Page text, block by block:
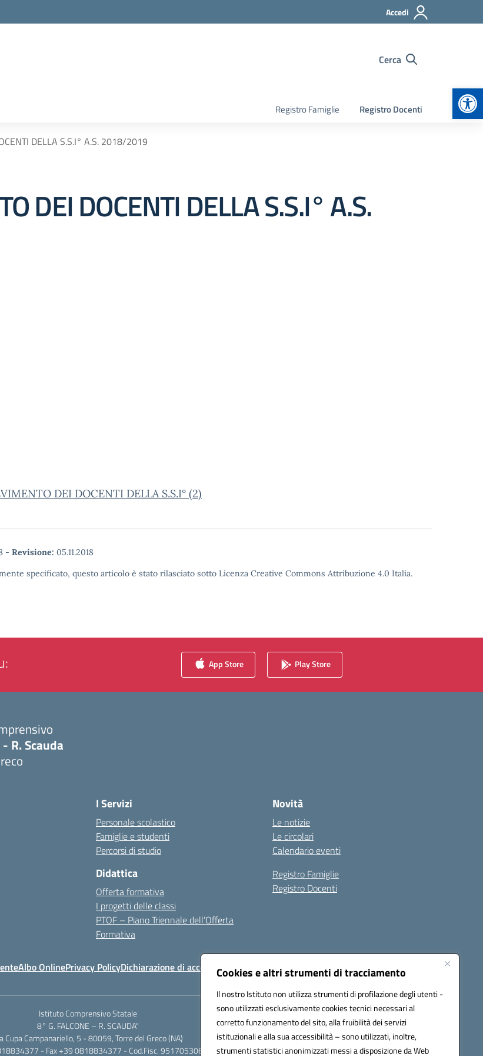
Cookies e altri strumenti di tracciamento
Il nostro Istituto non utilizza strumenti di profilazione degli utenti -
sono utilizzati esclusivamente cookies tecnici necessari al
corretto funzionamento del sito, alla fruibilità dei servizi
istituzionali e alla sua accessibilità – sono utilizzati, inoltre,
strumenti statistici anonimizzati messi a disposizione da Web
Accedi
Cerca
Registro Famiglie Registro Docenti
DELLA S.S.I° A.S. 2018/2019
DEI DOCENTI DELLA S.S.I° A.S.
DEI DOCENTI DELLA S.S.I° (2)
- Revisione: 05.11.2018
specificato, questo articolo è stato rilasciato sotto Licenza Creative Commons Attribuzione 4.0 Italia.
App Store Play Store
R. Scauda
I Servizi
Personale scolastico
Famiglie e studenti
Percorsi di studio
Didattica
Offerta formativa
I progetti delle classi
PTOF – Piano Triennale dell’Offerta
Formativa
Novità
Le notizie
Le circolari
Calendario eventi
Registro Famiglie
Registro Docenti
Albo OnlinePrivacy PolicyDichiarazione di accessibilità Note legali
Istituto Comprensivo Statale
8° G. FALCONE – R. SCAUDA"
Cupa Campanariello, 5 - 80059, Torre del Greco (NA)
- Fax +39 0818834377 - Cod.Fisc. 95170530638